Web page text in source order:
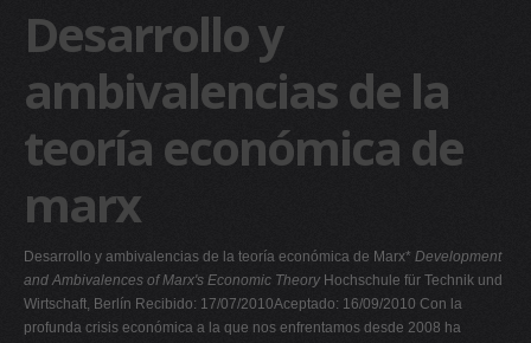
K
M
O
P
R
S
Desarrollo y
ambivalencias de la
teoría económica de
marx
Desarrollo y ambivalencias de la teoría económica de Marx* Development
and Ambivalences of Marx's Economic TheoryHochschule für Technik und
Wirtschaft, Berlín Recibido: 17/07/2010Aceptado: 16/09/2010 Con la
profunda crisis económica a la que nos enfrentamos desde 2008 ha